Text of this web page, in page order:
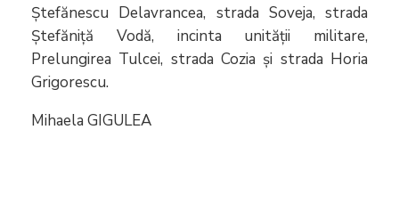
Ștefănescu Delavrancea, strada Soveja, strada
Ștefăniță Vodă, incinta unității militare,
Prelungirea Tulcei, strada Cozia și strada Horia
Grigorescu.
Mihaela GIGULEA